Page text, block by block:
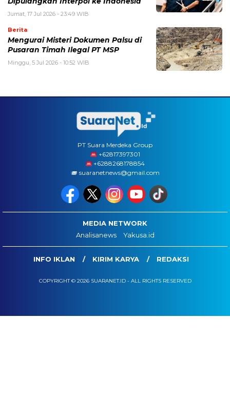
Jumat, 17 Jul 2026 - 23:49 WIB
Berita
Mengurai Misteri Dokumen Palsu di
Pusaran Timah Ilegal PT MSP
Minggu, 5 Jul 2026 - 10:52 WIB
PT Suara Merdeka Group
‪+62817397301
+6288268178854
suaranetnews@gmail.com
MEDIA NETWORK
Analisanews
Yakusa.id
INFO IKLAN KIRIM KARYA REDAKSI
COPYRIGHT © 2026 SUARANET.ID - ALL RIGHTS RESERVED